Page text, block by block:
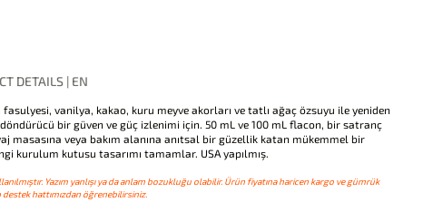
DETAILS | EN
vanilya, kakao, kuru meyve akorları ve tatlı ağaç özsuyu ile yeniden
bir güven ve güç izlenimi için. 50 mL ve 100 mL flacon, bir satranç
masasına veya bakım alanına anıtsal bir güzellik katan mükemmel bir
kurulum kutusu tasarımı tamamlar. USA yapılmış.
Yazım yanlışı ya da anlam bozukluğu olabilir. Ürün fiyatına haricen kargo ve gümrük
destek hattımızdan öğrenebilirsiniz.